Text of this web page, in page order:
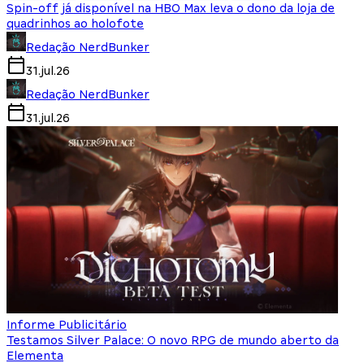
Spin-off já disponível na HBO Max leva o dono da loja de
quadrinhos ao holofote
Redação NerdBunker
31.jul.26
Redação NerdBunker
31.jul.26
Informe Publicitário
Testamos Silver Palace: O novo RPG de mundo aberto da
Elementa